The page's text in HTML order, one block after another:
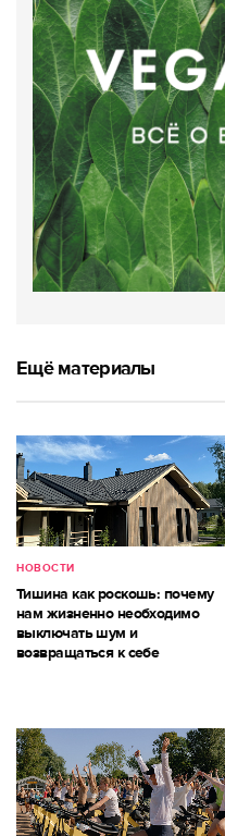
Ещё материалы
НОВОСТИ
Тишина как роскошь: почему
нам жизненно необходимо
выключать шум и
возвращаться к себе